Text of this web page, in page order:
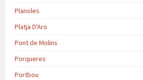
Planoles
Platja D'Aro
Pont de Molins
Porqueres
Portbou